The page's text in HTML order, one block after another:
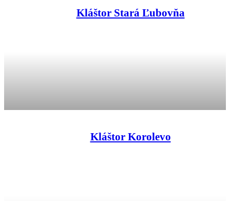
Kláštor Stará Ľubovňa
Kláštor Korolevo